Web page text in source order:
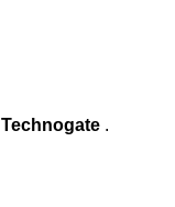
Technogate .